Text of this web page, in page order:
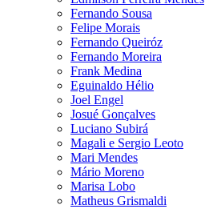
Fernando Sousa
Felipe Morais
Fernando Queiróz
Fernando Moreira
Frank Medina
Eguinaldo Hélio
Joel Engel
Josué Gonçalves
Luciano Subirá
Magali e Sergio Leoto
Mari Mendes
Mário Moreno
Marisa Lobo
Matheus Grismaldi